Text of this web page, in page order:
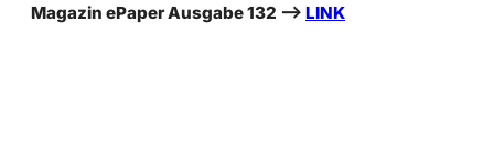
Magazin ePaper Ausgabe 132 –> LINK